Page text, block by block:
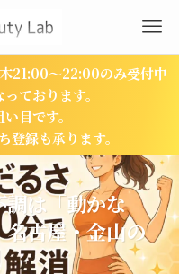
21:00〜22:00のみ受付中
ております。
目です。
登録も承ります。
は「動かな
古屋・金山の